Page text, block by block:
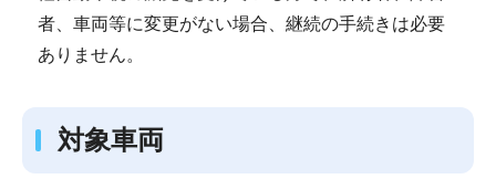
者、車両等に変更がない場合、継続の手続きは必要
ありません。
対象車両